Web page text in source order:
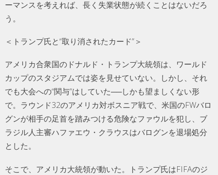
ーマンスを考えれば、長く失業状態が続くことはないだろ
う。
＜トランプ氏と“取り消されたカード”＞
アメリカ合衆国のドナルド・トランプ大統領は、ワールド
カップのスタジアムでは姿を見せていない。しかし、それ
でも大会への“関与”はしていた──しかも望ましくない形
で。ラウンド32のアメリカ対ボスニア戦で、米国のFWバロ
グンが相手の足首を踏みつける危険なファウルを犯し、ブ
ラジル人主審ハファエウ・クラウスはバログンを退場処分
とした。
そこで、アメリカ大統領が動いた。トランプ氏はFIFAのジ